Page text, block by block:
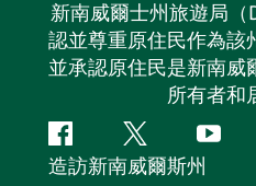
新南威爾士州旅遊局
認並尊重原住民作為該
並承認原住民是新南威
所有者和
Facebook嘰
嘰
造訪新南威爾斯州